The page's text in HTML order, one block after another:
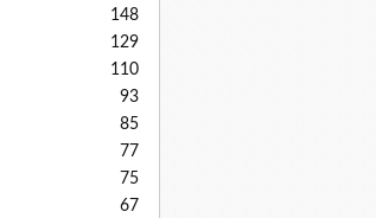
148
129
110
93
85
77
75
67